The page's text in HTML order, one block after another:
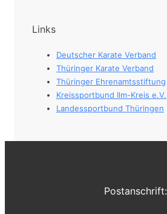
Links
Deutscher Karate Verband
Thüringer Karate Verband
Thüringer Ehrenamtsstiftung
Kreissportbund Ilm-Kreis e.V.
Landessportbund Thüringen
Postanschrift: